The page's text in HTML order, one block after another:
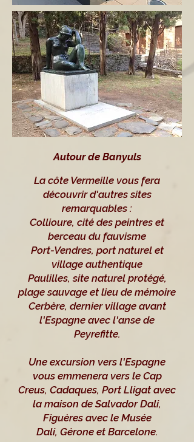
Autour de Banyuls
La côte Vermeille vous fera
découvrir d'autres sites
remarquables :
Collioure, cité des peintres et
berceau du fauvisme
Port-Vendres, port naturel et
village authentique
Paulilles, site naturel protégé,
plage sauvage et lieu de mémoire
Cerbère, dernier village avant
l'Espagne avec l'anse de
Peyrefitte.
Une excursion vers l'Espagne
vous emmenera vers le Cap
Creus, Cadaques, Port Lligat avec
la maison de Salvador Dali,
Figuères avec le Musée
Dali, Gérone et Barcelone.